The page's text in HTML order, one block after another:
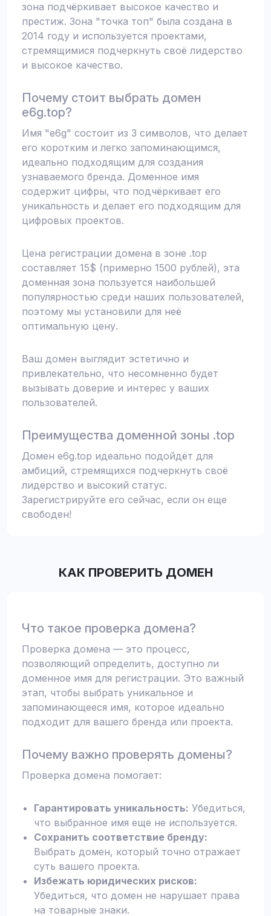
зона подчёркивает высокое качество и
престиж. Зона "точка топ" была создана в
2014 году и используется проектами,
стремящимися подчеркнуть своё лидерство
и высокое качество.
Почему стоит выбрать домен
e6g.top?
Имя "e6g" состоит из 3 символов, что делает
его коротким и легко запоминающимся,
идеально подходящим для создания
узнаваемого бренда. Доменное имя
содержит цифры, что подчёркивает его
уникальность и делает его подходящим для
цифровых проектов.
Цена регистрации домена в зоне .top
составляет 15$ (примерно 1500 рублей), эта
доменная зона пользуется наибольшей
популярностью среди наших пользователей,
поэтому мы установили для неё
оптимальную цену.
Ваш домен выглядит эстетично и
привлекательно, что несомненно будет
вызывать доверие и интерес у ваших
пользователей.
Преимущества доменной зоны .top
Домен e6g.top идеально подойдёт для
амбиций, стремящихся подчеркнуть своё
лидерство и высокий статус.
Зарегистрируйте его сейчас, если он еще
свободен!
КАК ПРОВЕРИТЬ ДОМЕН
Что такое проверка домена?
Проверка домена — это процесс,
позволяющий определить, доступно ли
доменное имя для регистрации. Это важный
этап, чтобы выбрать уникальное и
запоминающееся имя, которое идеально
подходит для вашего бренда или проекта.
Почему важно проверять домены?
Проверка домена помогает:
Гарантировать уникальность: Убедиться,
что выбранное имя еще не используется.
Сохранить соответствие бренду:
Выбрать домен, который точно отражает
суть вашего проекта.
Избежать юридических рисков:
Убедиться, что домен не нарушает права
на товарные знаки.